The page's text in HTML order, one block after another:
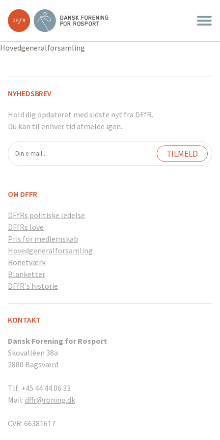
Hovedgeneralforsamling
NYHEDSBREV
Hold dig opdateret med sidste nyt fra DFfR.
Du kan til enhver tid afmelde igen.
OM DFFR
DFfRs politiske ledelse
DFfRs love
Pris for medlemskab
Hovedgeneralforsamling
Ronetværk
Blanketter
DFfR's historie
KONTAKT
Dansk Forening for Rosport
Skovalléen 38a
2880 Bagsværd
Tlf: +45 44 44 06 33
Mail: dffr@roning.dk
CVR: 66381617